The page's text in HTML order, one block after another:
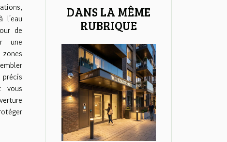
l'eau
de
une
vous
DANS LA MÊME
RUBRIQUE